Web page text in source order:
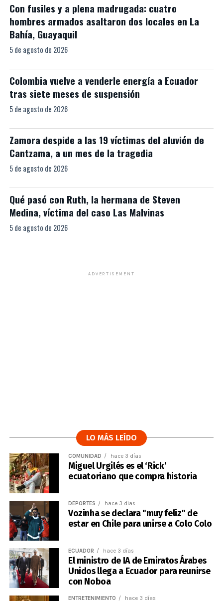
Con fusiles y a plena madrugada: cuatro
hombres armados asaltaron dos locales en La
Bahía, Guayaquil
5 de agosto de 2026
Colombia vuelve a venderle energía a Ecuador
tras siete meses de suspensión
5 de agosto de 2026
Zamora despide a las 19 víctimas del aluvión de
Cantzama, a un mes de la tragedia
5 de agosto de 2026
Qué pasó con Ruth, la hermana de Steven
Medina, víctima del caso Las Malvinas
5 de agosto de 2026
ADVERTISEMENT
LO MÁS LEÍDO
COMUNIDAD hace 3 días
Miguel Urgilés es el ‘Rick’
ecuatoriano que compra historia
DEPORTES hace 3 días
Vozinha se declara "muy feliz" de
estar en Chile para unirse a Colo Colo
ECUADOR hace 3 días
El ministro de IA de Emiratos Árabes
Unidos llega a Ecuador para reunirse
con Noboa
ENTRETENIMIENTO hace 3 días